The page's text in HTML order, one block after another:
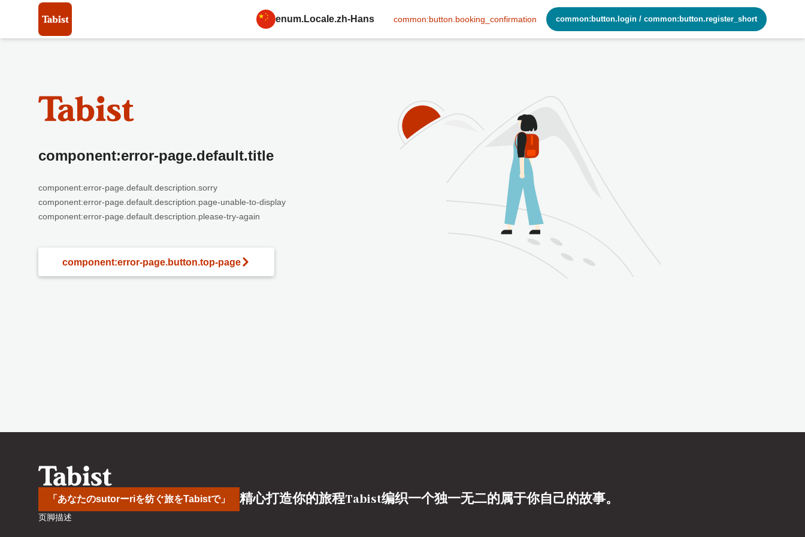
enum.Locale.zh-Hans common:button.booking_confirmation common:button.login / common:button.register_short
component:error-page.default.title
component:error-page.default.description.sorry
component:error-page.default.description.page-unable-to-display
component:error-page.default.description.please-try-again
component:error-page.button.top-page
「あなたのsutorーriを纺ぐ旅をTabistで」 精心打造你的旅程Tabist编织一个独一无二的属于你自己的故事。
页脚描述